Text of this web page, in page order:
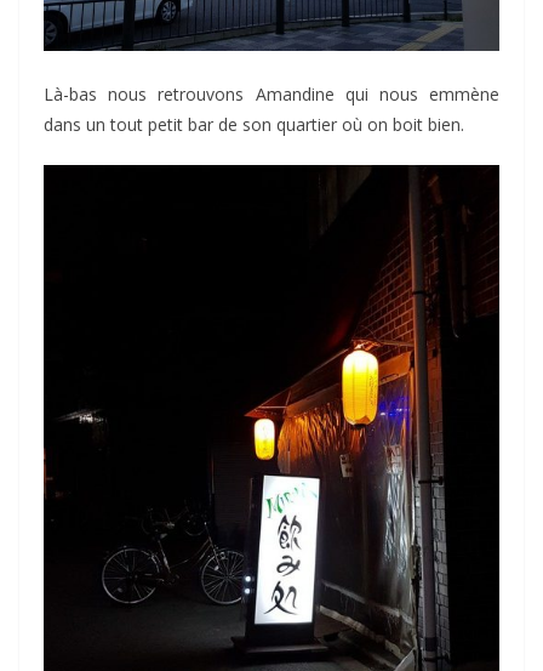
Là-bas nous retrouvons Amandine qui nous emmène
dans un tout petit bar de son quartier où on boit bien.